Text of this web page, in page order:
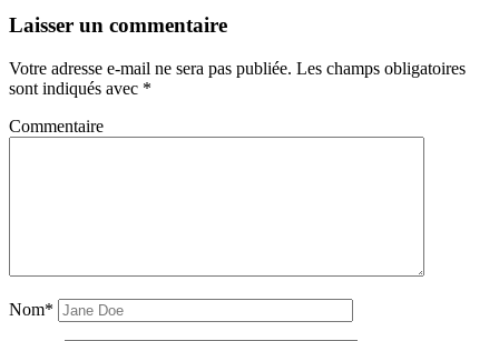
Laisser un commentaire
Votre adresse e-mail ne sera pas publiée. Les champs obligatoires
sont indiqués avec *
Commentaire
Nom*